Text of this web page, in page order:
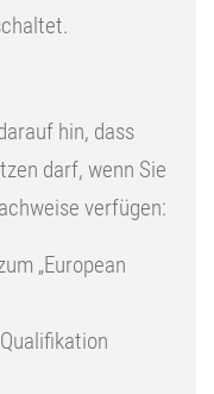
hin, dass
darf, wenn Sie
verfügen:
„European